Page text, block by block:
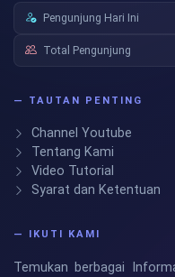
Pengunjung Hari Ini
Total Pengunjung
— TAUTAN PENTING
Channel Youtube
Tentang Kami
Video Tutorial
Syarat dan Ketentuan
— IKUTI KAMI
Temukan berbagai